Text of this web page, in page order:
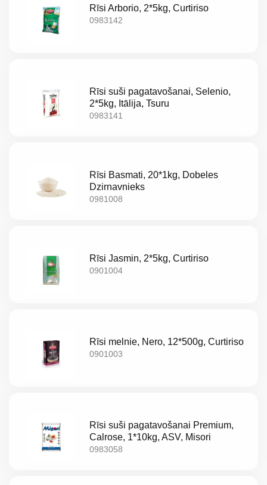
Rīsi Arborio, 2*5kg, Curtiriso
0983142
Rīsi suši pagatavošanai, Selenio,
2*5kg, Itālija, Tsuru
0983141
Rīsi Basmati, 20*1kg, Dobeles
Dzirnavnieks
0981008
Rīsi Jasmin, 2*5kg, Curtiriso
0901004
Rīsi melnie, Nero, 12*500g, Curtiriso
0901003
Rīsi suši pagatavošanai Premium,
Calrose, 1*10kg, ASV, Misori
0983058